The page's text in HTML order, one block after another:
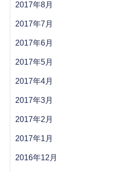
2017年8月
2017年7月
2017年6月
2017年5月
2017年4月
2017年3月
2017年2月
2017年1月
2016年12月